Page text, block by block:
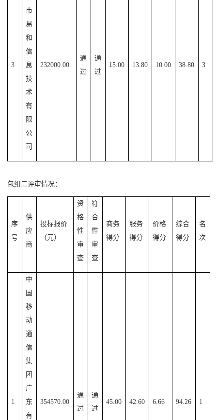
3
市
易
和
信
息
技
术
有
限
公
司
232000.00
通
过
通
过
15.00 13.80 10.00 38.80 3
包组二评审情况：
序
号
供
应
商
投标报价
（元）
资
格
性
审
查
符
合
性
审
查
商务
得分
服务
得分
价格
得分
综合
得分
名
次
1
中
国
移
动
通
信
集
团
广
东
有
354570.00
通
过
通
过
45.00 42.60 6.66 94.26 1